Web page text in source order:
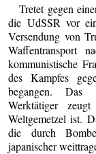
Tretet gegen
die UdSSR vor
Versendung von
Waffentransport
kommunistische
des Kampfes
begangen. Das
Werktätiger
Weltgemetzel ist.
die durch
japanischer